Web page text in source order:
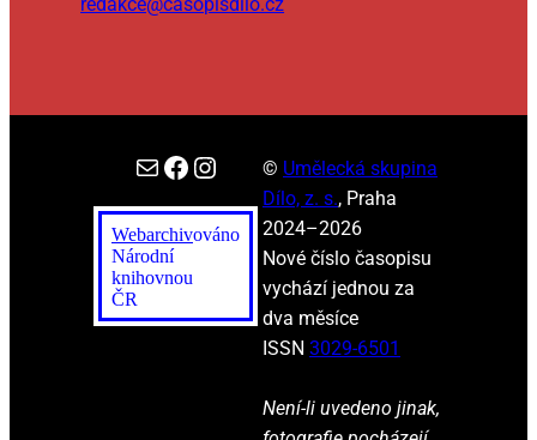
E-mailFacebook
Instagram
Webarchivováno
Národní
knihovnou
ČR
© Umělecká skupina
Dílo, z. s., Praha
2024–2026
Nové číslo časopisu
vychází jednou za
dva měsíce
ISSN 3029-6501
Není-li uvedeno jinak,